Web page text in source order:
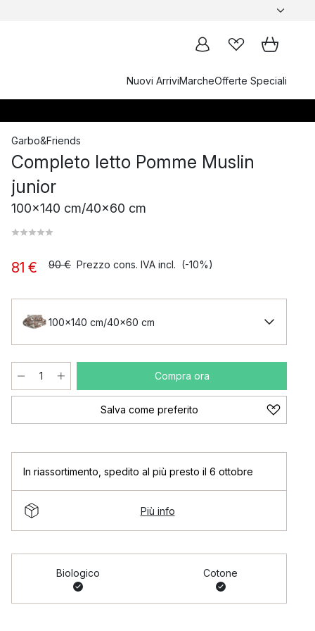
Nuovi ArriviMarcheOfferte Speciali
Garbo&Friends
Completo letto Pomme Muslin
junior
100x140 cm/40x60 cm
81 € 90 € Prezzo cons. IVA incl. (-10%)
100x140 cm/40x60 cm
Compra ora
Salva come preferito
In riassortimento spedito al più presto il 6 ottobre
Più info
Biologico Cotone